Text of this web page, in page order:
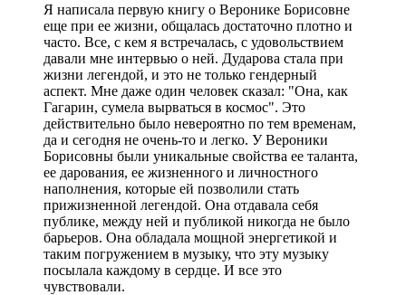
Я написала первую книгу о Веронике Борисовне
еще при ее жизни, общалась достаточно плотно и
часто. Все, с кем я встречалась, с удовольствием
давали мне интервью о ней. Дударова стала при
жизни легендой, и это не только гендерный
аспект. Мне даже один человек сказал: "Она, как
Гагарин, сумела вырваться в космос". Это
действительно было невероятно по тем временам,
да и сегодня не очень-то и легко. У Вероники
Борисовны были уникальные свойства ее таланта,
ее дарования, ее жизненного и личностного
наполнения, которые ей позволили стать
прижизненной легендой. Она отдавала себя
публике, между ней и публикой никогда не было
барьеров. Она обладала мощной энергетикой и
таким погружением в музыку, что эту музыку
посылала каждому в сердце. И все это
чувствовали.